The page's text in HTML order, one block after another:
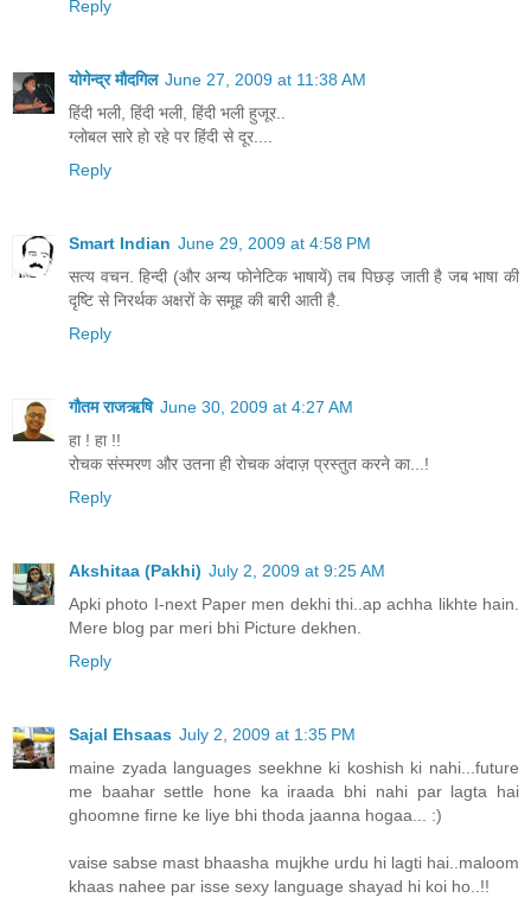
Reply
योगेन्द्र मौदगिल June 27, 2009 at 11:38 AM
हिंदी भली, हिंदी भली, हिंदी भली हुजूर..
ग्लोबल सारे हो रहे पर हिंदी से दूर....
Reply
Smart Indian June 29, 2009 at 4:58 PM
सत्य वचन. हिन्दी (और अन्य फोनेटिक भाषायें) तब पिछड़ जाती है जब भाषा की
दृष्टि से निरर्थक अक्षरों के समूह की बारी आती है.
Reply
गौतम राजऋषि June 30, 2009 at 4:27 AM
हा ! हा !!
रोचक संस्मरण और उतना ही रोचक अंदाज़ प्रस्तुत करने का...!
Reply
Akshitaa (Pakhi) July 2, 2009 at 9:25 AM
Apki photo I-next Paper men dekhi thi..ap achha likhte hain.
Mere blog par meri bhi Picture dekhen.
Reply
Sajal Ehsaas July 2, 2009 at 1:35 PM
maine zyada languages seekhne ki koshish ki nahi...future
me baahar settle hone ka iraada bhi nahi par lagta hai
ghoomne firne ke liye bhi thoda jaanna hogaa... :)
vaise sabse mast bhaasha mujkhe urdu hi lagti hai..maloom
khaas nahee par isse sexy language shayad hi koi ho..!!